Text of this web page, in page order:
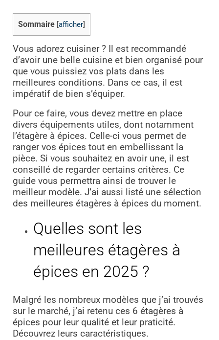
Sommaire afficher]
Vous adorez cuisiner ? Il est recommandé
d’avoir une belle cuisine et bien organisé pour
que vous puissiez vos plats dans les
meilleures conditions. Dans ce cas, il est
impératif de bien s’équiper.
Pour ce faire, vous devez mettre en place
divers équipements utiles, dont notamment
l’étagère à épices. Celle-ci vous permet de
ranger vos épices tout en embellissant la
pièce. Si vous souhaitez en avoir une, il est
conseillé de regarder certains critères. Ce
guide vous permettra ainsi de trouver le
meilleur modèle. J’ai aussi listé une sélection
des meilleures étagères à épices du moment.
Quelles sont les
meilleures étagères à
épices en 2025 ?
Malgré les nombreux modèles que j’ai trouvés
sur le marché, j’ai retenu ces 6 étagères à
épices pour leur qualité et leur praticité.
Découvrez leurs caractéristiques.